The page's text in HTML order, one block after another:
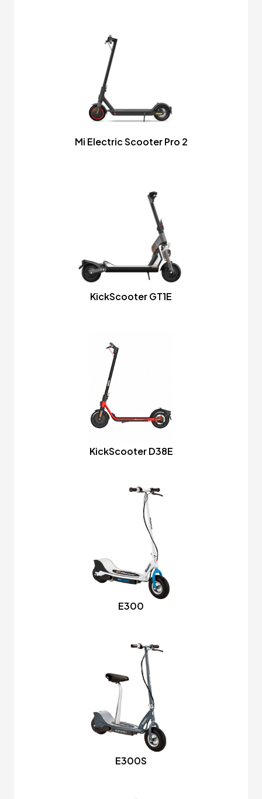
Mi Electric Scooter Pro 2
KickScooter GT1E
KickScooter D38E
E300
E300S